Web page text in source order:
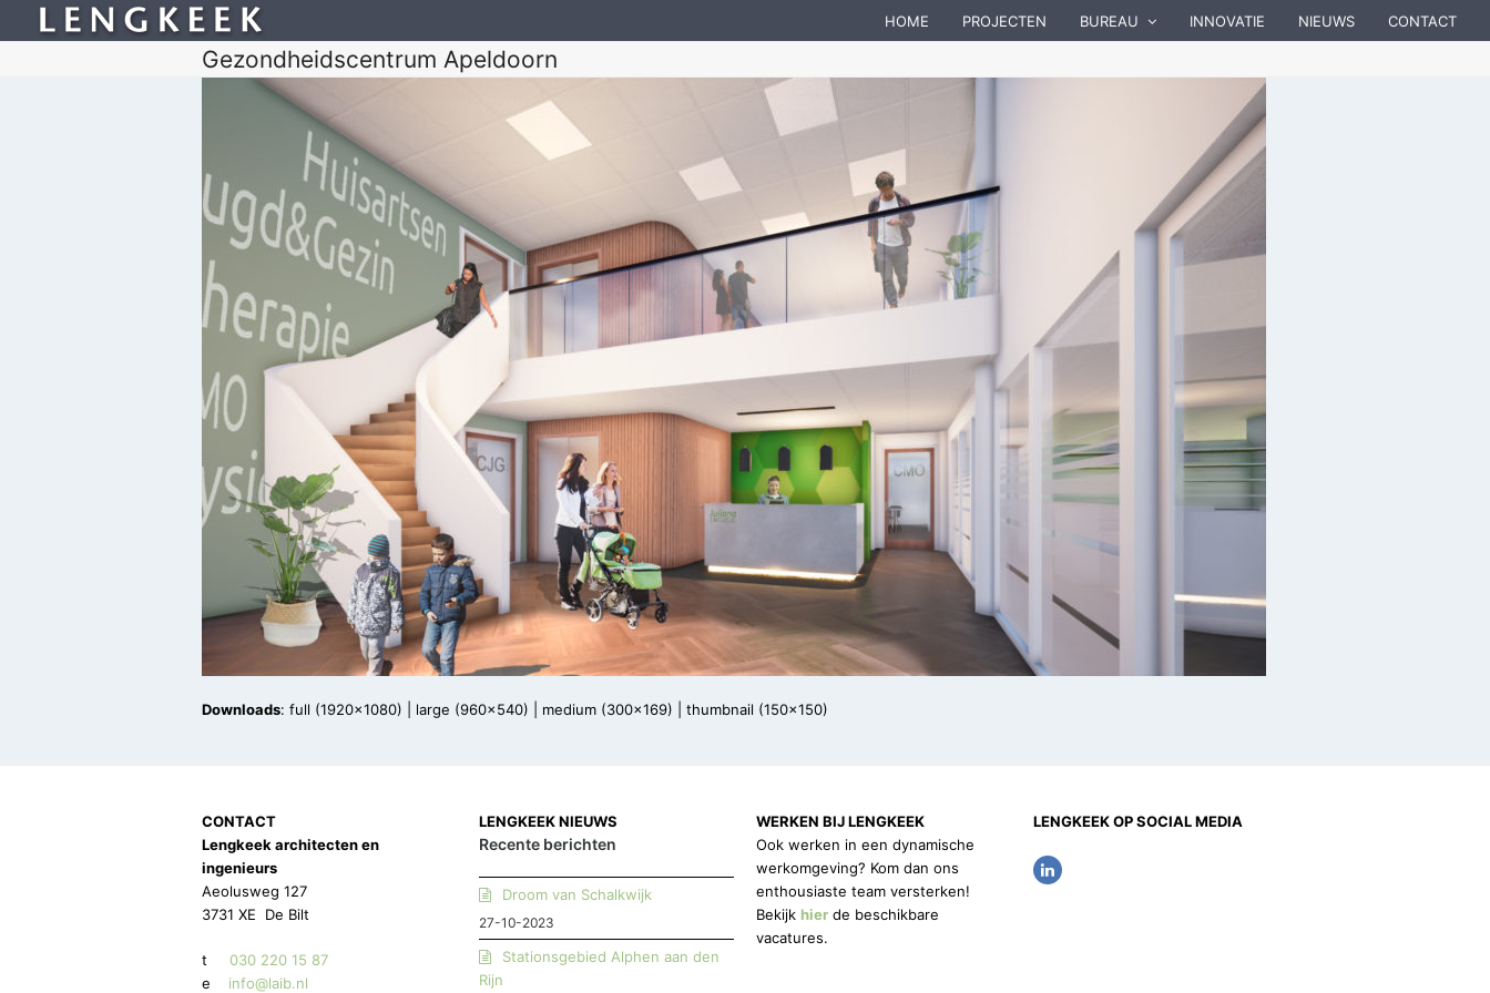
HOME PROJECTEN BUREAU INNOVATIE NIEUWS CONTACT
Gezondheidscentrum Apeldoorn
Downloads: full (1920x1080) large (960x540) medium (300x169) thumbnail (150x150)
CONTACT
Lengkeek architecten en
ingenieurs
Aeolusweg 127
3731 XE De Bilt
t 030 220 15 87
e info@laib.nl
LENGKEEK NIEUWS
Recente berichten
Droom van Schalkwijk
27-10-2023
Stationsgebied Alphen aan den
Rijn
WERKEN BIJ LENGKEEK
Ook werken in een dynamische
werkomgeving? Kom dan ons
enthousiaste team versterken!
Bekijk hier de beschikbare
vacatures.
LENGKEEK OP SOCIAL MEDIA
L